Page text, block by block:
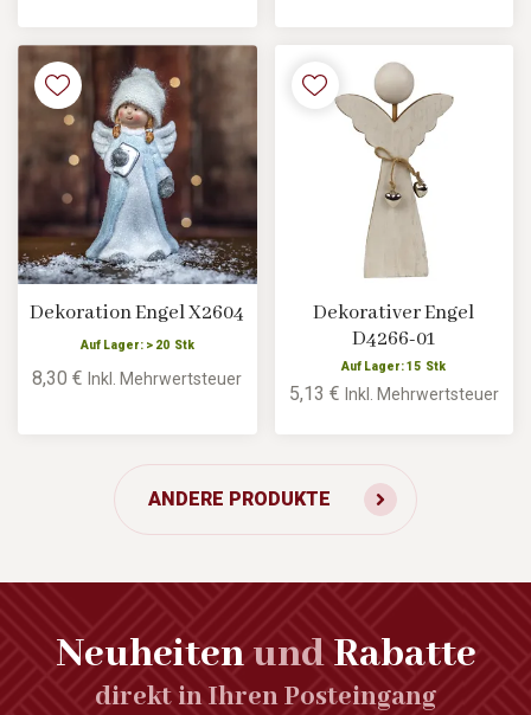
Dekoration Engel X2604
Auf Lager: > 20 Stk
8,30 €Inkl. Mehrwertsteuer
Dekorativer Engel
D4266-01
Auf Lager: 15 Stk
5,13 € Inkl. Mehrwertsteuer
ANDERE PRODUKTE
NeuheitenundRabatte
direkt in Ihren Posteingang